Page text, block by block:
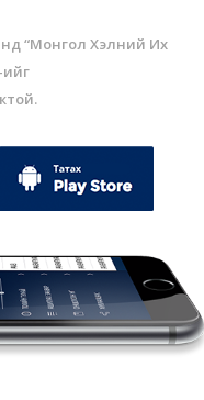
“Монгол Хэлний Их